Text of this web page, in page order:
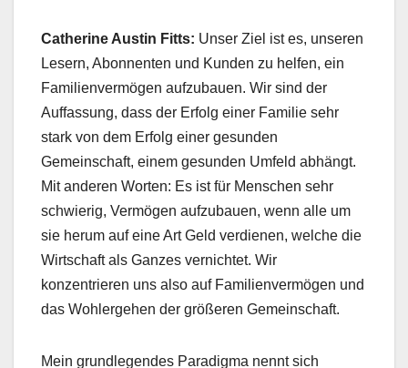
Catherine Austin Fitts: Unser Ziel ist es, unseren
Lesern, Abonnenten und Kunden zu helfen, ein
Familienvermögen aufzubauen. Wir sind der
Auffassung, dass der Erfolg einer Familie sehr
stark von dem Erfolg einer gesunden
Gemeinschaft, einem gesunden Umfeld abhängt.
Mit anderen Worten: Es ist für Menschen sehr
schwierig, Vermögen aufzubauen, wenn alle um
sie herum auf eine Art Geld verdienen, welche die
Wirtschaft als Ganzes vernichtet. Wir
konzentrieren uns also auf Familienvermögen und
das Wohlergehen der größeren Gemeinschaft.
Mein grundlegendes Paradigma nennt sich